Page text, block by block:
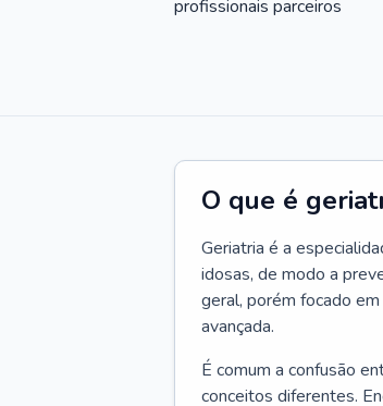
profissionais parceiros
O que é
Geriatria é a
idosas, de modo a
geral, porém focado
avançada.
É comum a confusão
conceitos diferentes.